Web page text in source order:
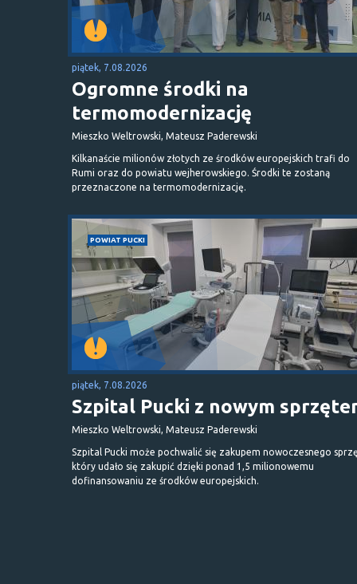
piątek, 7.08.2026
Ogromne środki na
termomodernizację
Mieszko Weltrowski, Mateusz Paderewski
Kilkanaście milionów złotych ze środków europejskich trafi do
Rumi oraz do powiatu wejherowskiego. Środki te zostaną
przeznaczone na termomodernizację.
POWIAT PUCKI
piątek, 7.08.2026
Szpital Pucki z nowym
Mieszko Weltrowski, Mateusz Paderewski
Szpital Pucki może pochwalić się zakupem nowoczesnego
który udało się zakupić dzięki ponad 1,5 milionowemu
dofinansowaniu ze środków europejskich.